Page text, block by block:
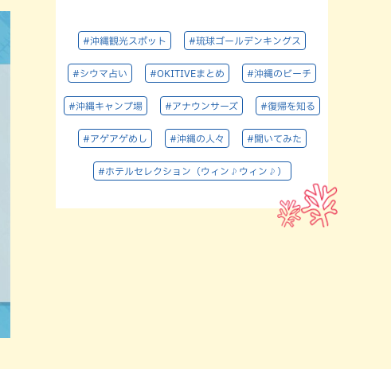
#沖縄観光スポット #琉球ゴールデンキングス
#シウマ占い #OKITIVEまとめ #沖縄のビーチ
#沖縄キャンプ場 #アナウンサーズ #復帰を知る
#アゲアゲめし #沖縄の人々 #聞いてみた
#ホテルセレクション（ウィン♪ウィン♪）